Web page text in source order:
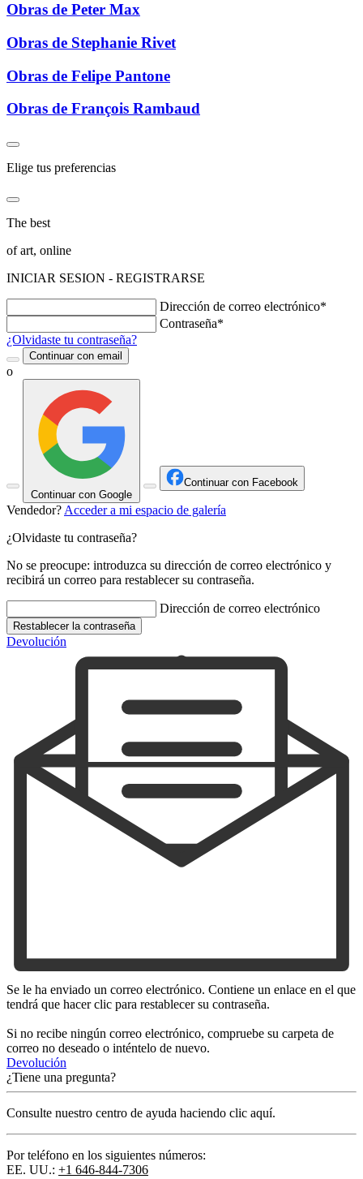
Obras de Peter Max
Obras de Stephanie Rivet
Obras de Felipe Pantone
Obras de François Rambaud
Elige tus preferencias
The best
of art, online
INICIAR SESION - REGISTRARSE
Dirección de correo electrónico*
Contraseña*
¿Olvidaste tu contraseña?
Continuar con email
o
Continuar con Google
Continuar con Facebook
Vendedor? Acceder a mi espacio de galería
¿Olvidaste tu contraseña?
No se preocupe: introduzca su dirección de correo electrónico y
recibirá un correo para restablecer su contraseña.
Dirección de correo electrónico
Restablecer la contraseña
Devolución
Se le ha enviado un correo electrónico. Contiene un enlace en el que
tendrá que hacer clic para restablecer su contraseña.
Si no recibe ningún correo electrónico, compruebe su carpeta de
correo no deseado o inténtelo de nuevo.
Devolución
¿Tiene una pregunta?
Consulte nuestro centro de ayuda haciendo clic aquí.
Por teléfono en los siguientes números:
EE. UU.: +1 646-844-7306